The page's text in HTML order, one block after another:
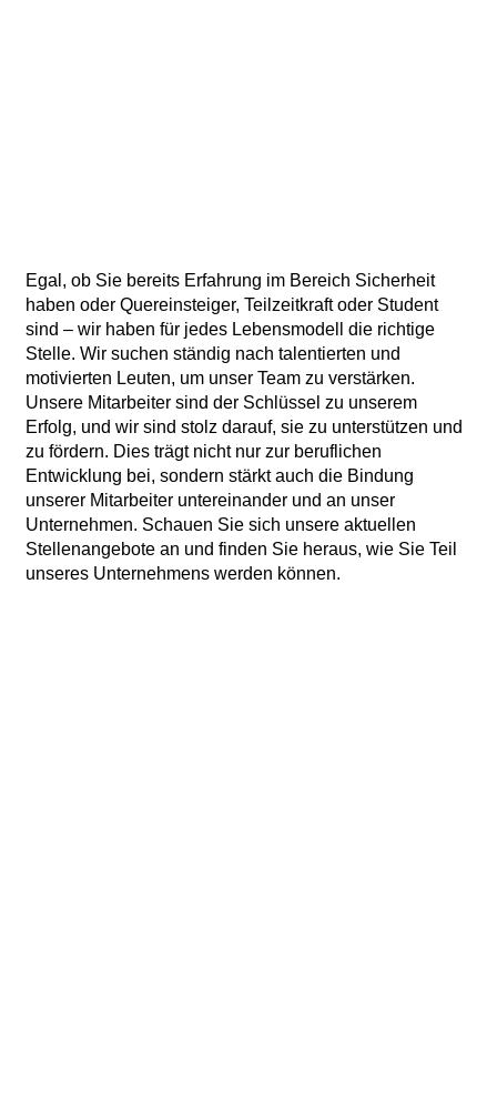
Egal, ob Sie bereits Erfahrung im Bereich Sicherheit
haben oder Quereinsteiger, Teilzeitkraft oder Student
sind – wir haben für jedes Lebensmodell die richtige
Stelle. Wir suchen ständig nach talentierten und
motivierten Leuten, um unser Team zu verstärken.
Unsere Mitarbeiter sind der Schlüssel zu unserem
Erfolg, und wir sind stolz darauf, sie zu unterstützen und
zu fördern. Dies trägt nicht nur zur beruflichen
Entwicklung bei, sondern stärkt auch die Bindung
unserer Mitarbeiter untereinander und an unser
Unternehmen. Schauen Sie sich unsere aktuellen
Stellenangebote an und finden Sie heraus, wie Sie Teil
unseres Unternehmens werden können.